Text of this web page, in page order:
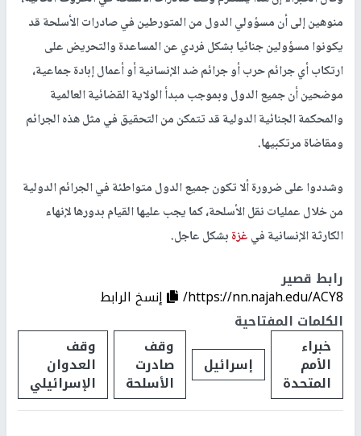
منوهين إلى أن مسؤولي الدول من المتورطين في صادرات الأسلحة قد
يكونوا مسؤولين جنائيا بشكل فردي عن المساعدة والتحريض على
ارتكاب أي جرائم حرب أو جرائم ضد الإنسانية أو أعمال إبادة جماعية،
موضحين أن جميع الدول وبموجب مبدأ الولاية القضائية العالمية
والمحكمة الجنائية الدولية قد تتمكن من التحقيق في مثل هذه الجرائم
ومقاضاة مرتكبيها.
وشددوا على ضرورة ألا تكون جميع الدول متواطئة في الجرائم الدولية
من خلال عمليات نقل الأسلحة، كما يجب عليها القيام بدورها لإنهاء
الكارثة الإنسانية فيغزةبشكل عاجل.
رابط قصير
https://nn.najah.edu/ACY8/
إنسخ الرابط
الكلمات المفتاحية
خبراء
الأمم
المتحدة
إسرائيل
وقف
صادرت
الأسلحة
وقف
العدوان
الإسرائيلي